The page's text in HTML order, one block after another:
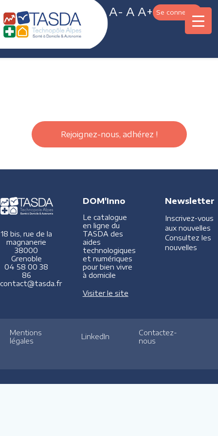
A- A A+ Se connecter
Rejoignez-nous, adhérez !
18 bis, rue de la
magnanerie
38000
Grenoble
04 58 00 38
86
contact@tasda.fr
DOM'Inno
Le catalogue
en ligne du
TASDA des
aides
technologiques
et numériques
pour bien vivre
à domicile
Visiter le site
Newsletter
Inscrivez-vous
aux nouvelles
Consultez les
nouvelles
Mentions
légales
LinkedIn
Contactez-
nous